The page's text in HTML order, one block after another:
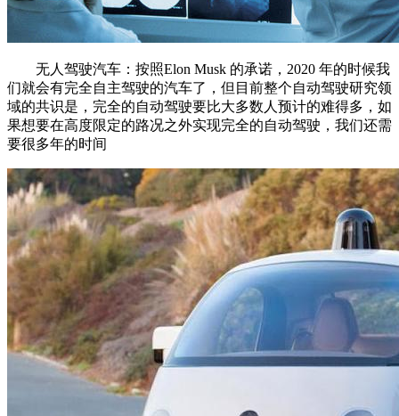
无人驾驶汽车：按照Elon Musk 的承诺，2020 年的时候我
们就会有完全自主驾驶的汽车了，但目前整个自动驾驶研究领
域的共识是，完全的自动驾驶要比大多数人预计的难得多，如
果想要在高度限定的路况之外实现完全的自动驾驶，我们还需
要很多年的时间